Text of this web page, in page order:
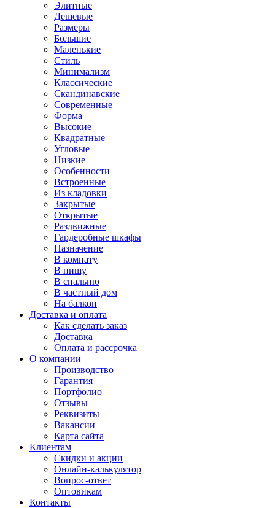
Элитные
Дешевые
Размеры
Большие
Маленькие
Стиль
Минимализм
Классические
Скандинавские
Современные
Форма
Высокие
Квадратные
Угловые
Низкие
Особенности
Встроенные
Из кладовки
Закрытые
Открытые
Раздвижные
Гардеробные шкафы
Назначение
В комнату
В нишу
В спальню
В частный дом
На балкон
Доставка и оплата
Как сделать заказ
Доставка
Оплата и рассрочка
О компании
Производство
Гарантия
Портфолио
Отзывы
Реквизиты
Вакансии
Карта сайта
Клиентам
Скидки и акции
Онлайн-калькулятор
Вопрос-ответ
Оптовикам
Контакты